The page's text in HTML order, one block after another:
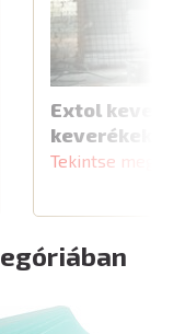
Extol
Tekintse meg a